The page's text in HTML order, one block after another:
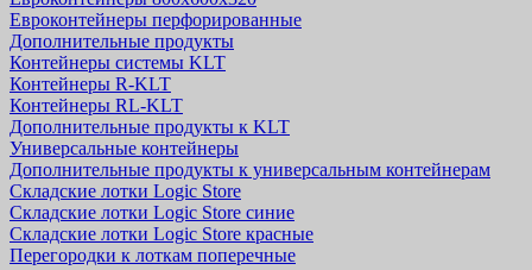
Евроконтейнеры перфорированные
Дополнительные продукты
Контейнеры системы KLT
Контейнеры R-KLT
Контейнеры RL-KLT
Дополнительные продукты к KLT
Универсальные контейнеры
Дополнительные продукты к универсальным контейнерам
Складские лотки Logic Store
Складские лотки Logic Store синие
Складские лотки Logic Store красные
Перегородки к лоткам поперечные